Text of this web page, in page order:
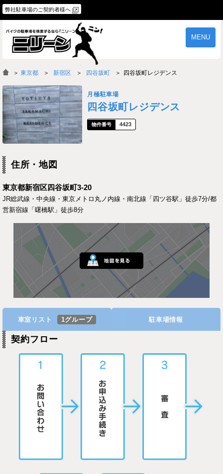
弊社駐車場のご契約者様へ
MENU
物件一覧
よくあるご質問
＞ 東京都 新宿区 四谷坂町 四谷坂町レジデンス
月極駐車場
四谷坂町レジデンス
4423
住所・地図
東京都新宿区四谷坂町3-20
JR総武線・中央線・東京メトロ丸ノ内線・南北線「四ツ谷駅」徒歩7分/都
営新宿線「曙橋駅」徒歩8分
車室リスト 1グループ 駐車場情報
契約フロー